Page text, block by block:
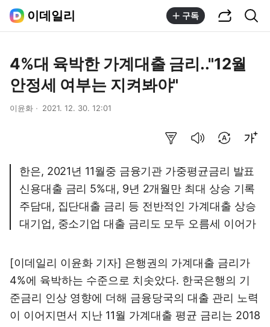
이데일리 구독
4%대 육박한 가계대출 금리.."12월
안정세 여부는 지켜봐야"
이윤화 2021. 12. 30. 12:01
한은, 2021년 11월중 금융기관 가중평균금리 발표
신용대출 금리 5%대, 9년 2개월만 최대 상승 기록
주담대, 집단대출 금리 등 전반적인 가계대출 상승
대기업, 중소기업 대출 금리도 모두 오름세 이어가
[이데일리 이윤화 기자] 은행권의 가계대출 금리가
4%에 육박하는 수준으로 치솟았다. 한국은행의 기
준금리 인상 영향에 더해 금융당국의 대출 관리 노력
이 이어지면서 지난 11월 가계대출 평균 금리는 2018